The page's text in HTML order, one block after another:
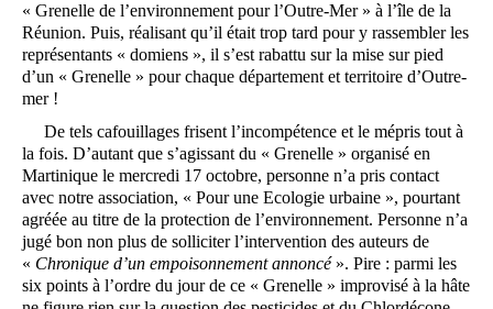
« Grenelle de l’environnement pour l’Outre-Mer » à l’île de la
Réunion. Puis, réalisant qu’il était trop tard pour y rassembler les
représentants « domiens », il s’est rabattu sur la mise sur pied
d’un « Grenelle » pour chaque département et territoire d’Outre-
mer !
De tels cafouillages frisent l’incompétence et le mépris tout à
la fois. D’autant que s’agissant du « Grenelle » organisé en
Martinique le mercredi 17 octobre, personne n’a pris contact
avec notre association, « Pour une Ecologie urbaine », pourtant
agréée au titre de la protection de l’environnement. Personne n’a
jugé bon non plus de solliciter l’intervention des auteurs de
« Chronique d’un empoisonnement annoncé». Pire : parmi les
six points à l’ordre du jour de ce « Grenelle » improvisé à la hâte